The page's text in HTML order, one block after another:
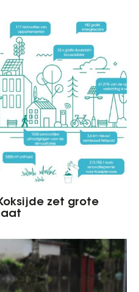
zet grote